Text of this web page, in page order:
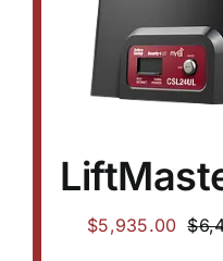
$
$5,935.00